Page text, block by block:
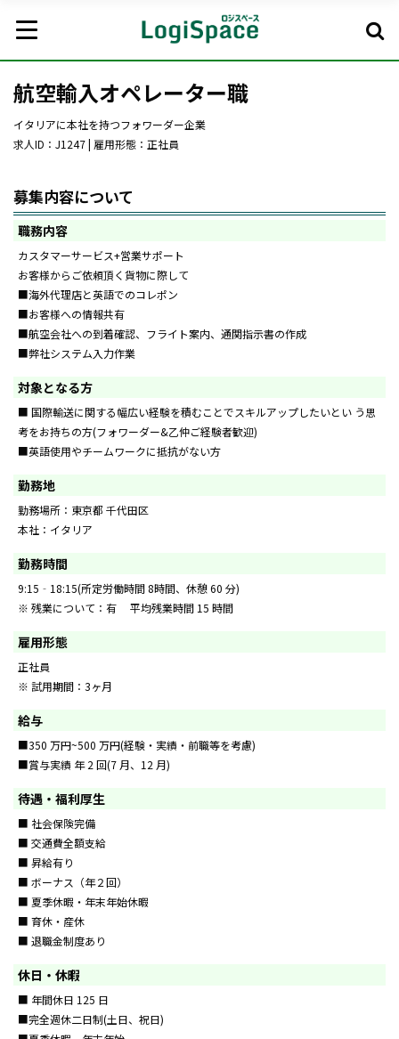
航空輸入オペレーター職
イタリアに本社を持つフォワーダー企業
求人ID：J1247 | 雇用形態：正社員
募集内容について
職務内容
カスタマーサービス+営業サポート
お客様からご依頼頂く貨物に際して
■海外代理店と英語でのコレポン
■お客様への情報共有
■航空会社への到着確認、フライト案内、通関指示書の作成
■弊社システム入力作業
対象となる方
■ 国際輸送に関する幅広い経験を積むことでスキルアップしたいとい う思
考をお持ちの方(フォワーダー&乙仲ご経験者歓迎)
■英語使用やチームワークに抵抗がない方
勤務地
勤務場所：東京都 千代田区
本社：イタリア
勤務時間
9:15‐18:15(所定労働時間 8時間、休憩 60 分)
※ 残業について：有 平均残業時間 15 時間
雇用形態
正社員
※ 試用期間：3ヶ月
給与
■350 万円~500 万円(経験・実績・前職等を考慮)
■賞与実績 年 2 回(7 月、12 月)
待遇・福利厚生
■ 社会保険完備
■ 交通費全額支給
■ 昇給有り
■ ボーナス（年２回）
■ 夏季休暇・年末年始休暇
■ 育休・産休
■ 退職金制度あり
休日・休暇
■ 年間休日 125 日
■完全週休二日制(土日、祝日)